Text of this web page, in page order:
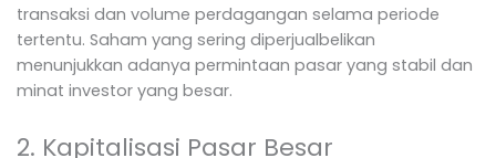
transaksi dan volume perdagangan selama periode
tertentu. Saham yang sering diperjualbelikan
menunjukkan adanya permintaan pasar yang stabil dan
minat investor yang besar.
2. Kapitalisasi Pasar Besar